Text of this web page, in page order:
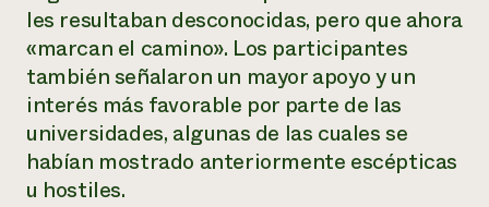
les resultaban desconocidas, pero que ahora
«marcan el camino». Los participantes
también señalaron un mayor apoyo y un
interés más favorable por parte de las
universidades, algunas de las cuales se
habían mostrado anteriormente escépticas
u hostiles.